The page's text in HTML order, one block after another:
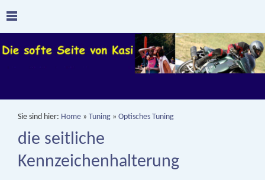
Sie sind hier: Home » Tuning » Optisches Tuning
die seitliche
Kennzeichenhalterung